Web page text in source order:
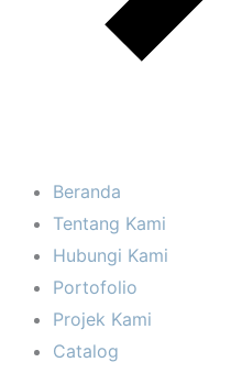
Beranda
Tentang Kami
Hubungi Kami
Portofolio
Projek Kami
Catalog